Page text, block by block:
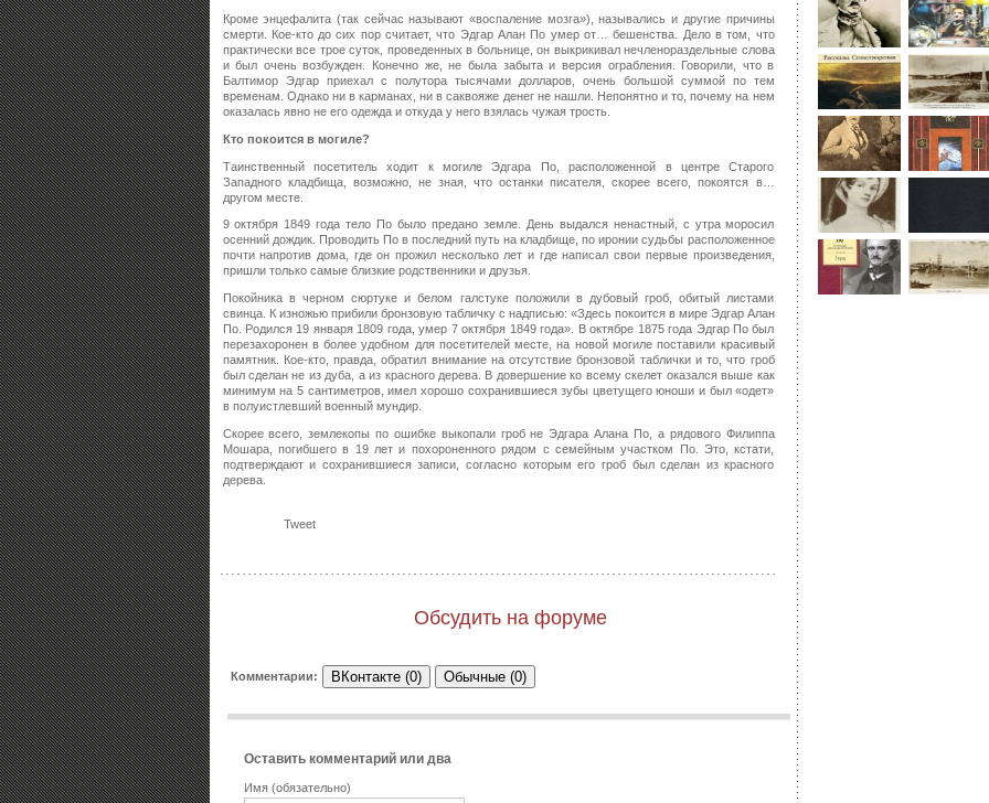
Кроме энцефалита (так сейчас называют «воспаление мозга»), назывались и другие причины
смерти. Кое-кто до сих пор считает, что Эдгар Алан По умер от… бешенства. Дело в том, что
практически все трое суток, проведенных в больнице, он выкрикивал нечленораздельные слова
и был очень возбужден. Конечно же, не была забыта и версия ограбления. Говорили, что в
Балтимор Эдгар приехал с полутора тысячами долларов, очень большой суммой по тем
временам. Однако ни в карманах, ни в саквояже денег не нашли. Непонятно и то, почему на нем
оказалась явно не его одежда и откуда у него взялась чужая трость.
Кто покоится в могиле?
Таинственный посетитель ходит к могиле Эдгара По, расположенной в центре Старого
Западного кладбища, возможно, не зная, что останки писателя, скорее всего, покоятся в…
другом месте.
9 октября 1849 года тело По было предано земле. День выдался ненастный, с утра моросил
осенний дождик. Проводить По в последний путь на кладбище, по иронии судьбы расположенное
почти напротив дома, где он прожил несколько лет и где написал свои первые произведения,
пришли только самые близкие родственники и друзья.
Покойника в черном сюртуке и белом галстуке положили в дубовый гроб, обитый листами
свинца. К изножью прибили бронзовую табличку с надписью: «Здесь покоится в мире Эдгар Алан
По. Родился 19 января 1809 года, умер 7 октября 1849 года». В октябре 1875 года Эдгар По был
перезахоронен в более удобном для посетителей месте, на новой могиле поставили красивый
памятник. Кое-кто, правда, обратил внимание на отсутствие бронзовой таблички и то, что гроб
был сделан не из дуба, а из красного дерева. В довершение ко всему скелет оказался выше как
минимум на 5 сантиметров, имел хорошо сохранившиеся зубы цветущего юноши и был «одет»
в полуистлевший военный мундир.
Скорее всего, землекопы по ошибке выкопали гроб не Эдгара Алана По, а рядового Филиппа
Мошара, погибшего в 19 лет и похороненного рядом с семейным участком По. Это, кстати,
подтверждают и сохранившиеся записи, согласно которым его гроб был сделан из красного
дерева.
Tweet
Обсудить на форуме
Комментарии: ВКонтакте (0) Обычные (0)
Оставить комментарий или два
Имя (обязательно)